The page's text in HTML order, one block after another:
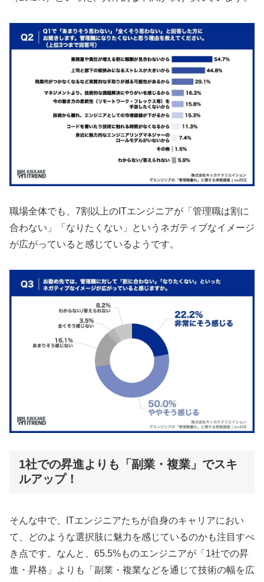
職場全体でも、7割以上のITエンジニアが「管理職は割に
合わない」「なりたくない」というネガティブなイメージ
が広がっていると感じているようです。
1社での昇進よりも「副業・複業」でスキ
ルアップ！
そんな中で、ITエンジニアたちが自身のキャリアにおい
て、どのような選択肢に魅力を感じているのかも注目すべ
き点です。なんと、65.5%ものエンジニアが「1社での昇
進・昇格」よりも「副業・複業などを通じて技術の幅を広